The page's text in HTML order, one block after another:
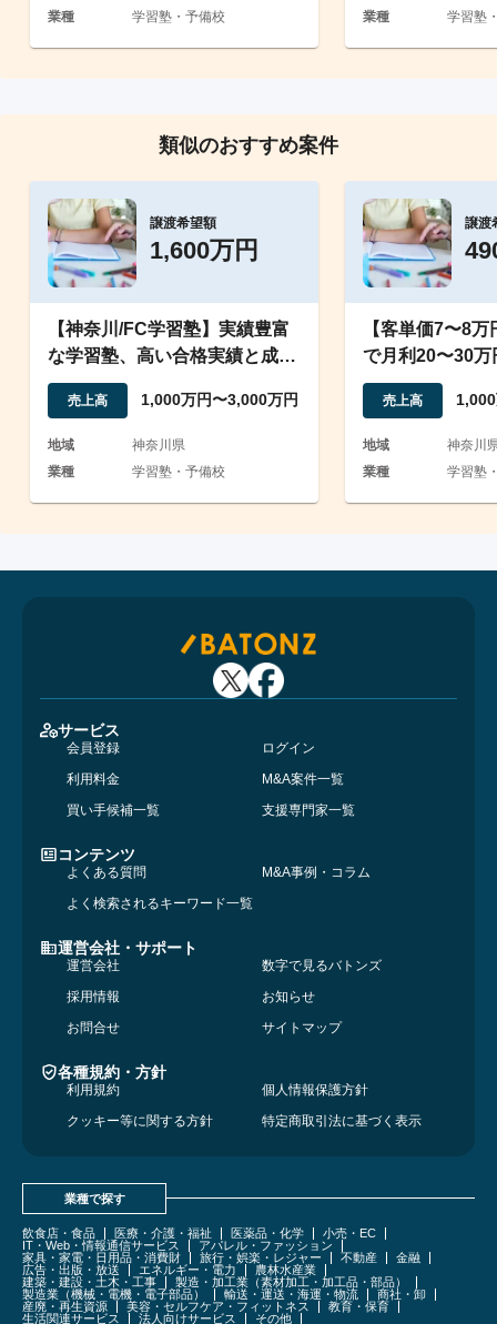
業種
学習塾・予備校
業種
学習塾
類似のおすすめ案件
譲渡希望額
1,600万円
【神奈川/FC学習塾】実績豊富
な学習塾、高い合格実績と成績
向上を実現する教育事業
売上高 1,000万円〜3,000万円
地域
神奈川県
業種
学習塾・予備校
譲渡
【客単価7〜8
で月利20〜30
営学習塾の事業
売上高
地域
神奈川
業種
学習塾
サービス
会員登録
ログイン
利用料金
M&A案件一覧
買い手候補一覧
支援専門家一覧
コンテンツ
よくある質問
M&A事例・コラム
よく検索されるキーワード一覧
運営会社・サポート
運営会社
数字で見るバトンズ
採用情報
お知らせ
お問合せ
サイトマップ
各種規約・方針
利用規約
個人情報保護方針
クッキー等に関する方針
特定商取引法に基づく表示
業種で探す
飲食店・食品 医療・介護・福祉 医薬品・化学
小売・EC
IT・Web・情報通信サービス
アパレル・ファッション
家具・家電・日用品・消費財
旅行・娯楽・レジャー 不動産
金融
広告・出版・放送
エネルギー・電力
農林水産業
建築・建設・土木・工事
製造・加工業（素材加工・加工品・部品）
製造業（機械・電機・電子部品）
輸送・運送・海運・物流
商社・卸
産廃・再生資源
美容・セルフケア・フィットネス
教育・保育
生活関連サービス
法人向けサービス その他